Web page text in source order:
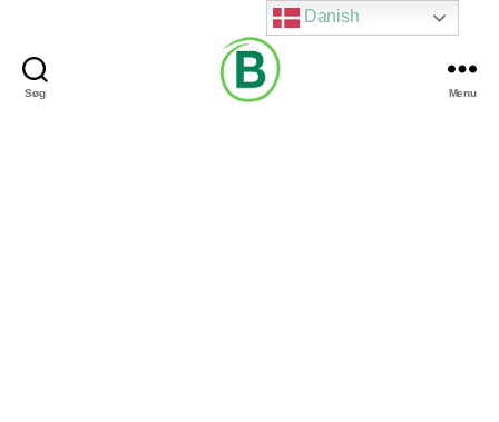
Søg Menu
Danish